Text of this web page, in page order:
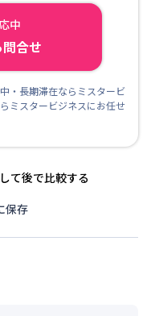
中
合せ
・長期滞在ならミスタービ
ミスタービジネスにお任せ
て後で比較する
保存